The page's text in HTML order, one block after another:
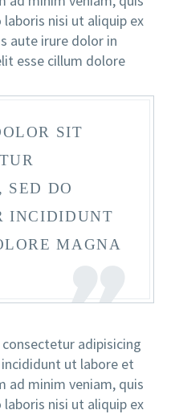
nisi ut aliquip ex
aute irure dolor in
esse cillum dolore
SIT
SED DO
INCIDIDUNT
MAGNA
adipisicing
ut labore et
ad minim veniam, quis
nisi ut aliquip ex